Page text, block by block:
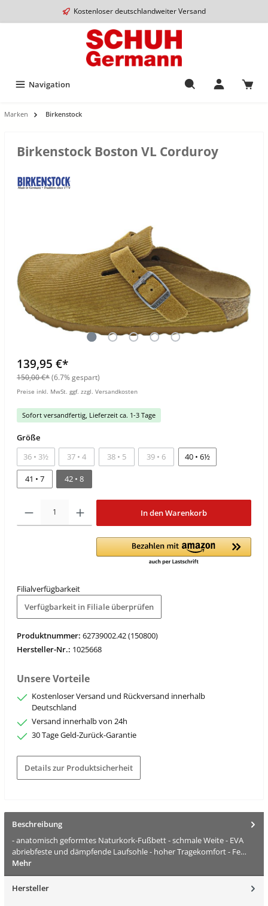
Kostenloser deutschlandweiter Versand
Navigation
Marken Birkenstock
Birkenstock Boston VL Corduroy
139,95 €*
150,00 €*(6.7% gespart)
Preise inkl. MwSt. ggf. zzgl. Versandkosten
Sofort versandfertig, Lieferzeit ca. 1-3 Tage
Größe
36 • 3½
37 • 4 38 • 5 39 • 6 40 • 6½
41 • 7 42 • 8
In den Warenkorb
Filialverfügbarkeit
Verfügbarkeit in Filiale überprüfen
Produktnummer: 62739002.42 (150800)
Hersteller-Nr.: 1025668
Unsere Vorteile
Kostenloser Versand und Rückversand innerhalb
Deutschland
Versand innerhalb von 24h
30 Tage Geld-Zurück-Garantie
Details zur Produktsicherheit
Beschreibung
- anatomisch geformtes Naturkork-Fußbett - schmale Weite - EVA
abriebfeste und dämpfende Laufsohle - hoher Tragekomfort - Fe…
Mehr
Hersteller